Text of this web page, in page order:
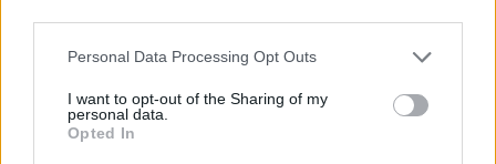
Personal Data Processing Opt Outs
I want to opt-out of the Sharing of my
personal data.
Opted In